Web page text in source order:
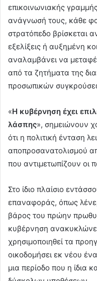
επικοινωνιακής
ανάγνωσή τους, κάθε
στρατόπεδο βρίσκεται
εξελίξεις ή αυξημένη
αναλαμβάνει να
από τα ζητήματα της
προσωπικών
«Η κυβέρνηση έχει
λάσπης», σημειώνουν
ότι η πολιτική ένταση
αποπροσανατολισμού
που αντιμετωπίζουν οι
Στο ίδιο πλαίσιο
επαναφοράς, όπως
βάρος του πρώην
κυβέρνηση
χρησιμοποιηθεί τα
οικοδομήσει εκ νέου
μια περίοδο που η ίδια